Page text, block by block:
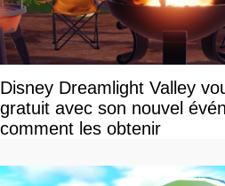
Disney Dreamlight Valley
gratuit avec son nouvel
comment les obtenir